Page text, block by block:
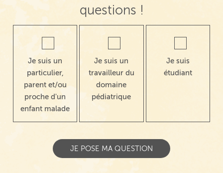
questions !
Je suis un
particulier,
parent et/ou
proche d'un
enfant malade
Je suis un
travailleur du
domaine
pédiatrique
Je suis
étudiant